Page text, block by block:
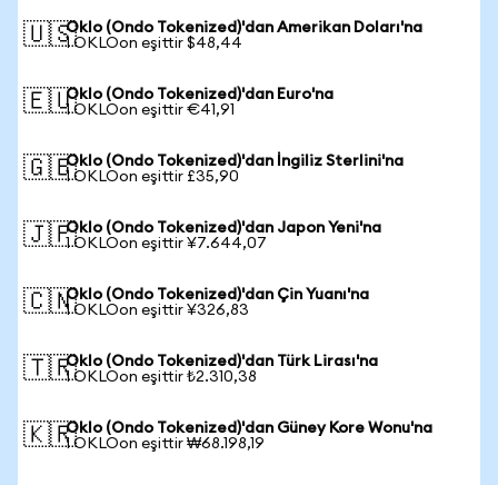
🇺🇸Oklo (Ondo Tokenized)'dan Amerikan Doları'na
1 OKLOon eşittir $48,44
🇪🇺Oklo (Ondo Tokenized)'dan Euro'na
1 OKLOon eşittir €41,91
🇬🇧Oklo (Ondo Tokenized)'dan İngiliz Sterlini'na
1 OKLOon eşittir £35,90
🇯🇵Oklo (Ondo Tokenized)'dan Japon Yeni'na
1 OKLOon eşittir ¥7.644,07
🇨🇳Oklo (Ondo Tokenized)'dan Çin Yuanı'na
1 OKLOon eşittir ¥326,83
🇹🇷Oklo (Ondo Tokenized)'dan Türk Lirası'na
1 OKLOon eşittir ₺2.310,38
🇰🇷Oklo (Ondo Tokenized)'dan Güney Kore Wonu'na
1 OKLOon eşittir ₩68.198,19